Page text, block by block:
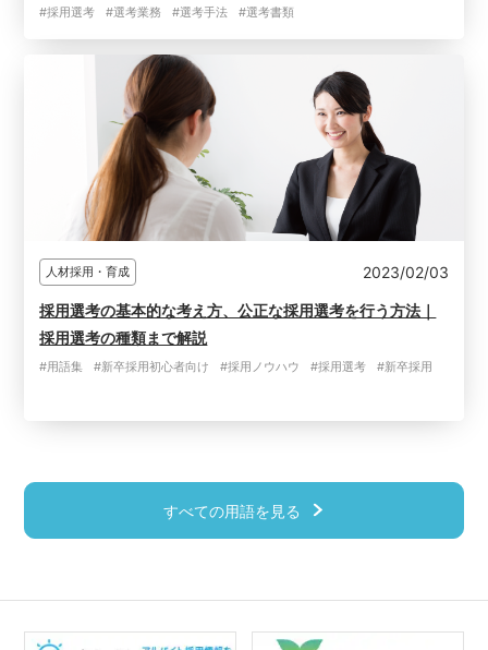
#採用選考 #選考業務 #選考手法 #選考書類
人材採用・育成 2023/02/03
採用選考の基本的な考え方、公正な採用選考を行う方法｜
採用選考の種類まで解説
#用語集 #新卒採用初心者向け #採用ノウハウ #採用選考 #新卒採用
すべての用語を見る